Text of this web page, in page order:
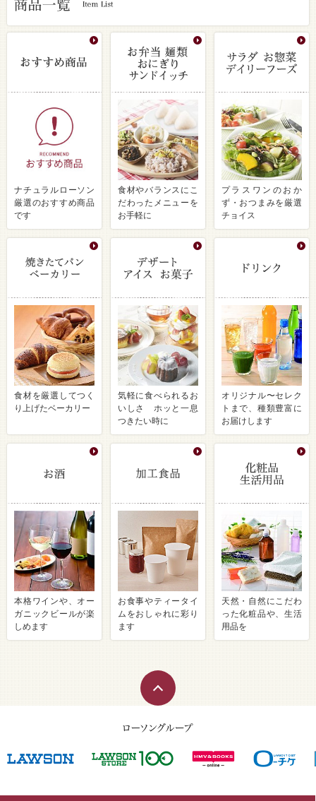
ナチュラルローソン
厳選のおすすめ商品
です
食材やバランスにこ
だわったメニューを
お手軽に
プラスワンのおか
ず・おつまみを厳選
チョイス
食材を厳選してつく
り上げたベーカリー
気軽に食べられるお
いしさ ホッと一息
つきたい時に
オリジナル〜セレク
トまで、種類豊富に
お届けします
本格ワインや、オー
ガニックビールが楽
しめます
お食事やティータイ
ムをおしゃれに彩り
ます
天然・自然にこだわ
った化粧品や、生活
用品を